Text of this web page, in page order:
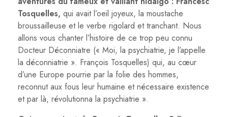
Tosquelles, qui avait l’oeil joyeux, la moustache
broussailleuse et le verbe rigolard et tranchant. Nous
allons vous chanter l’histoire de ce trop peu connu
Docteur Déconniatre (« Moi, la psychiatrie, je l’appelle
la déconniatrie ». François Tosquelles) qui, au cœur
d’une Europe pourrie par la folie des hommes,
reconnut aux fous leur humaine et nécessaire existence
et par là, révolutionna la psychiatrie ».